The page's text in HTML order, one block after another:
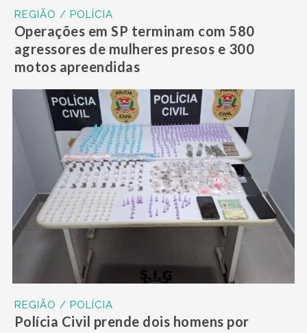
REGIÃO / POLÍCIA
Operações em SP terminam com 580
agressores de mulheres presos e 300
motos apreendidas
REGIÃO / POLÍCIA
Polícia Civil prende dois homens por